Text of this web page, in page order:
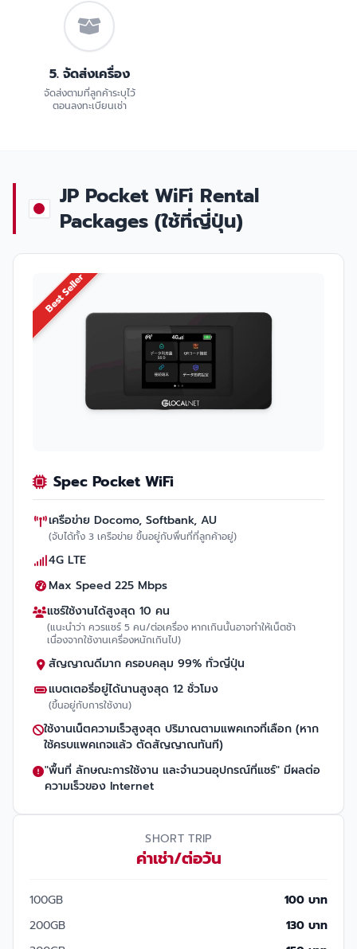
5. จัดส่งเครื่อง
จัดส่งตามที่ลูกค้าระบุไว้
ตอนลงทะเบียนเช่า
JP Pocket WiFi Rental
Packages (ใช้ที่ญี่ปุ่น)
Best Seller
Spec Pocket WiFi
เครือข่าย Docomo, Softbank, AU
(จับได้ทั้ง 3 เครือข่าย ขึ้นอยู่กับพื่นที่ที่ลูกค้าอยู่)
4G LTE
Max Speed 225 Mbps
แชร์ใช้งานได้สูงสุด 10 คน
(แนะนำว่า ควรแชร์ 5 คน/ต่อเครื่อง หากเกินนั้นอาจทำให้เน็ตช้า
เนื่องจากใช้งานเครื่องหนักเกินไป)
สัญญาณดีมาก ครอบคลุม 99% ทั่วญี่ปุ่น
แบตเตอรี่อยู่ได้นานสูงสุด 12 ชั่วโมง
(ขึ้นอยู่กับการใช้งาน)
ใช้งานเน็ตความเร็วสูงสุด ปริมาณตามแพคเกจที่เลือก (หาก
ใช้ครบแพคเกจแล้ว ตัดสัญญาณทันที)
"พื้นที่ ลักษณะการใช้งาน และจำนวนอุปกรณ์ที่แชร์" มีผลต่อ
ความเร็วของ Internet
SHORT TRIP
ค่าเช่า/ต่อวัน
100GB
100 บาท
200GB
130 บาท